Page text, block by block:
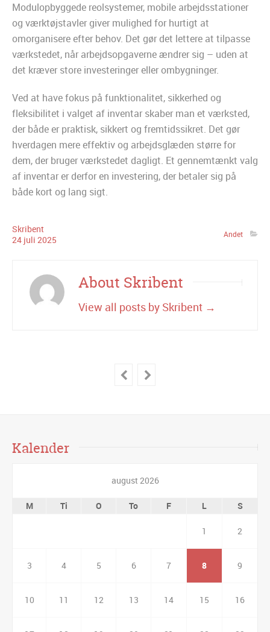
Modulopbyggede reolsystemer, mobile arbejdsstationer
og værktøjstavler giver mulighed for hurtigt at
omorganisere efter behov. Det gør det lettere at tilpasse
værkstedet, når arbejdsopgaverne ændrer sig – uden at
det kræver store investeringer eller ombygninger.
Ved at have fokus på funktionalitet, sikkerhed og
fleksibilitet i valget af inventar skaber man et værksted,
der både er praktisk, sikkert og fremtidssikret. Det gør
hverdagen mere effektiv og arbejdsglæden større for
dem, der bruger værkstedet dagligt. Et gennemtænkt valg
af inventar er derfor en investering, der betaler sig på
både kort og lang sigt.
Skribent
24 juli 2025 Andet
About Skribent
View all posts by Skribent →
Kalender
august 2026
M Ti O To F L S
1 2
3 4 5 6 7 8 9
10 11 12 13 14 15 16